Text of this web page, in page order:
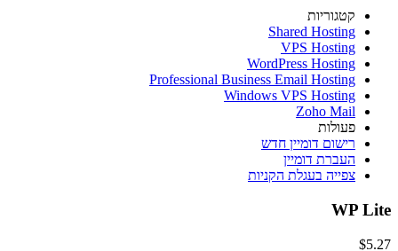
קטגוריות
Shared Hosting
VPS Hosting
WordPress Hosting
Professional Business Email Hosting
Windows VPS Hosting
Zoho Mail
פעולות
רישום דומיין חדש
העברת דומיין
צפייה בעגלת הקניות
WP Lite
$5.27